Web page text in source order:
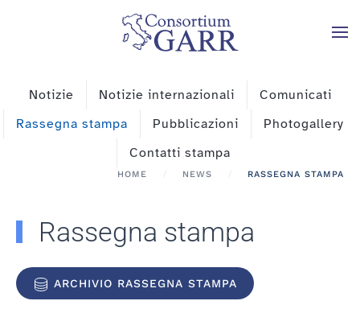
Skip to main content
Notizie Notizie internazionali
Comunicati
Rassegna stampa
Pubblicazioni
Photogallery
Contatti stampa
HOME NEWS RASSEGNA STAMPA
Rassegna stampa
ARCHIVIO RASSEGNA STAMPA